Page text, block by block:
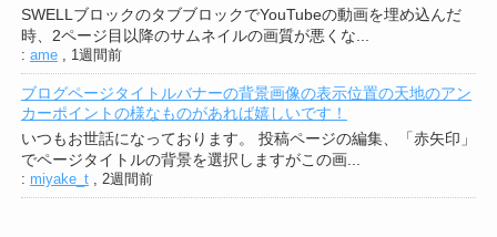
SWELLブロックのタブブロックでYouTubeの動画を埋め込んだ
時、2ページ目以降のサムネイルの画質が悪くな...
: ame, 1週間前
ブログページタイトルバナーの背景画像の表示位置の天地のアン
カーポイントの様なものがあれば嬉しいです！
いつもお世話になっております。 投稿ページの編集、「赤矢印」
でページタイトルの背景を選択しますがこの画...
: miyake_t, 2週間前